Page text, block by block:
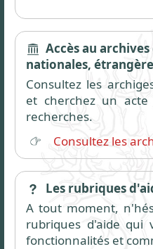
Accès au
nationales,
Consultez les
et cherchez un acte
recherches.
Consultez les
Les rubriques
A tout moment,
rubriques d'aide qui
fonctionnalités et